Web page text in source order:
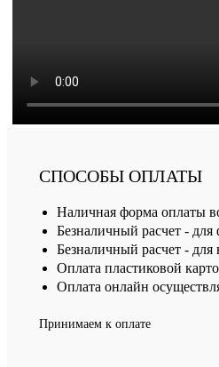
СПОСОБЫ ОПЛАТЫ
Наличная форма оплаты
Безналичный расчет - для
Безналичный расчет -
Оплата пластиковой
Оплата онлайн
Принимаем к оплате